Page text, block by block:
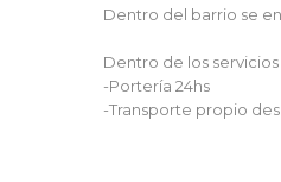
Dentro del barrio se
Dentro de los
-Portería 24hs
-Transporte propio